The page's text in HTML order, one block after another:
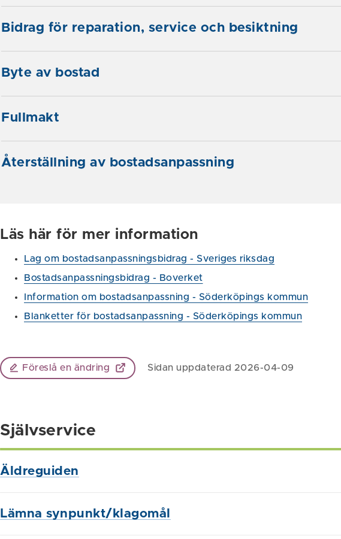
Bidrag för reparation, service och besiktning
Byte av bostad
Fullmakt
Återställning av bostadsanpassning
Läs här för mer information
Lag om bostadsanpassningsbidrag - Sveriges riksdag
Bostadsanpassningsbidrag - Boverket
Information om bostadsanpassning - Söderköpings kommun
Blanketter för bostadsanpassning - Söderköpings kommun
Föreslå en ändring Sidan uppdaterad 2026-04-09
Självservice
Äldreguiden
Lämna synpunkt/klagomål